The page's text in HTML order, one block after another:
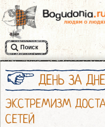
Поиск
ДЕНЬ ЗА
ЭКСТРЕМИЗМ
СЕТЕЙ